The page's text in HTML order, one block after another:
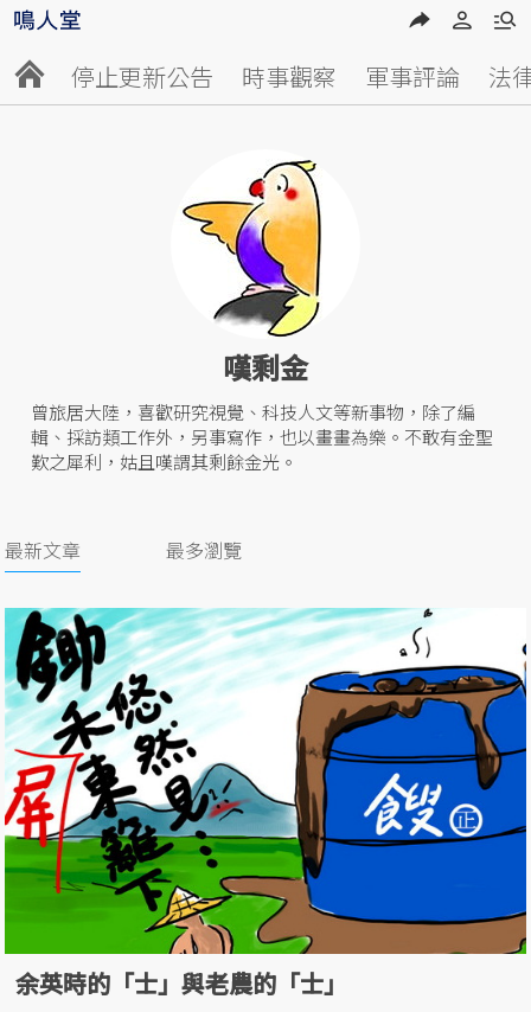
停止更新公告 時事觀察 軍事評論 法
嘆剩金
曾旅居大陸，喜歡研究視覺、科技人文等新事物，除了編
輯、採訪類工作外，另事寫作，也以畫畫為樂。不敢有金聖
歎之犀利，姑且嘆謂其剩餘金光。
最新文章 最多瀏覽
余英時的「士」與老農的「士」